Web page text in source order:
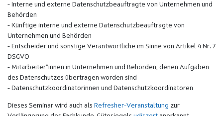
- Interne und externe Datenschutzbeauftragte von Unternehmen und
Behörden
- Künftige interne und externe Datenschutzbeauftragte von
Unternehmen und Behörden
- Entscheider und sonstige Verantwortliche im Sinne von Artikel 4 Nr. 7
DSGVO
- Mitarbeiter*innen in Unternehmen und Behörden, denen Aufgaben
des Datenschutzes übertragen worden sind
- Datenschutzkoordinatorinnen und Datenschutzkoordinatoren
Dieses Seminar wird auch als Refresher-Veranstaltung zur